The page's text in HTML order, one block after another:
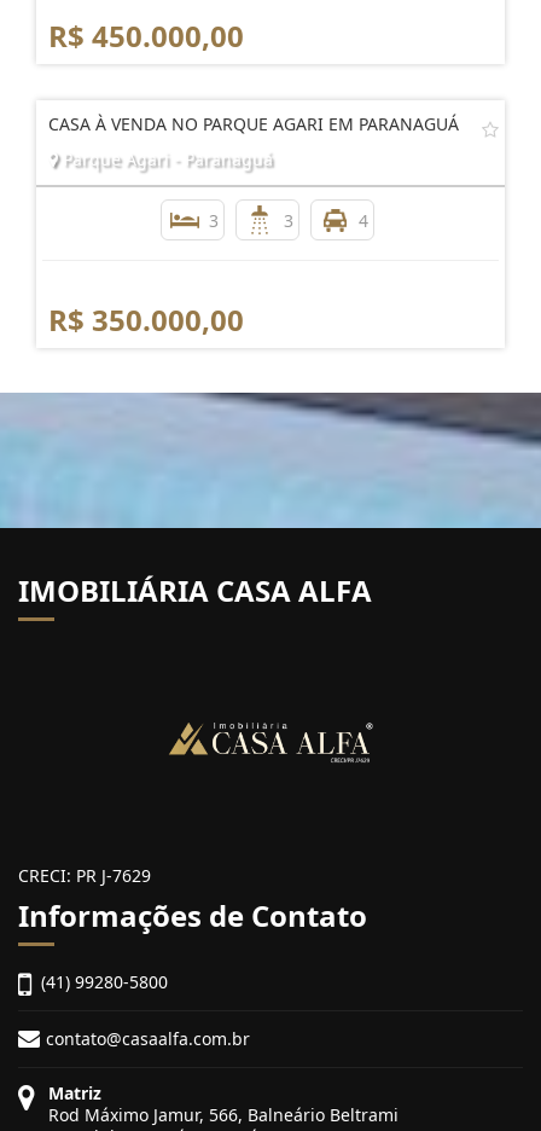
R$ 450.000,00
CASA À VENDA NO PARQUE AGARI EM PARANAGUÁ
Parque Agari - Paranaguá
3 3 4
R$ 350.000,00
IMOBILIÁRIA CASA ALFA
CRECI: PR J-7629
Informações de Contato
(41) 99280-5800
contato@casaalfa.com.br
Matriz
Rod Máximo Jamur, 566, Balneário Beltrami